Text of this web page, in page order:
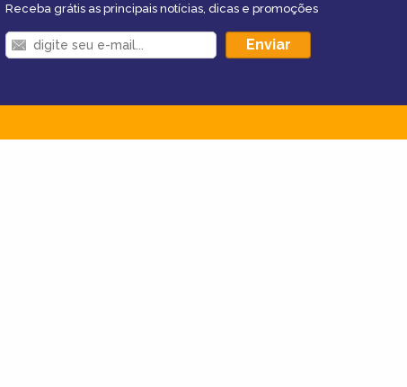
Receba grátis as principais notícias, dicas e promoções